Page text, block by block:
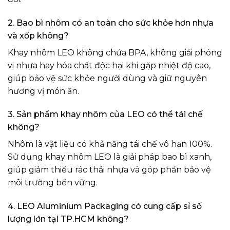
2. Bao bì nhôm có an toàn cho sức khỏe hơn nhựa
và xốp không?
Khay nhôm LEO không chứa BPA, không giải phóng
vi nhựa hay hóa chất độc hại khi gặp nhiệt độ cao,
giúp bảo vệ sức khỏe người dùng và giữ nguyên
hương vị món ăn.
3. Sản phẩm khay nhôm của LEO có thể tái chế
không?
Nhôm là vật liệu có khả năng tái chế vô hạn 100%.
Sử dụng khay nhôm LEO là giải pháp bao bì xanh,
giúp giảm thiểu rác thải nhựa và góp phần bảo vệ
môi trường bền vững.
4. LEO Aluminium Packaging có cung cấp sỉ số
lượng lớn tại TP.HCM không?